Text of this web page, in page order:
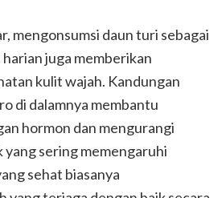
mengonsumsi daun turi sebagai
juga memberikan
kulit wajah. Kandungan
di dalamnya membantu
hormon dan mengurangi
yang sering memengaruhi
sehat biasanya